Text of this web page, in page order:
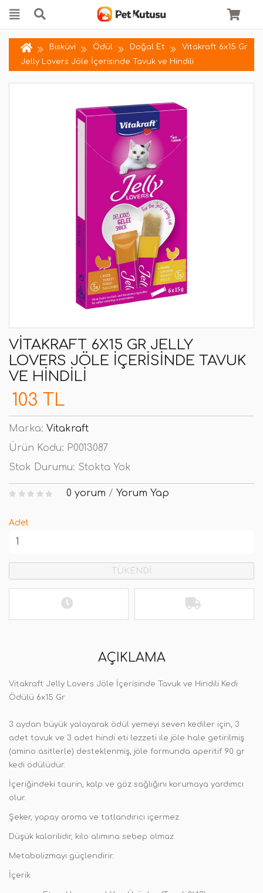
Bisküvi Ödül Doğal Et
Vitakraft 6x15 Gr
Jelly Lovers Jöle İçerisinde Tavuk ve Hindili
VITAKRAFT 6X15 GR JELLY
LOVERS JÖLE İÇERISINDE TAVUK
VE HINDILI
103 TL
Marka: Vitakraft
Ürün Kodu: P0013087
Stok Durumu: Stokta Yok
0 yorum / Yorum Yap
Adet
TÜKENDİ
AÇIKLAMA
Vitakraft Jelly Lovers Jöle İçerisinde Tavuk ve Hindili Kedi
Ödülü 6x15 Gr
3 aydan büyük yalayarak ödül yemeyi seven kediler için, 3
adet tavuk ve 3 adet hindi eti lezzeti ile jöle hale getirilmiş
(amino asitlerle) desteklenmiş, jöle formunda aperitif 90 gr
kedi ödülüdür.
İçeriğindeki taurin, kalp ve göz sağlığını korumaya yardımcı
olur.
Şeker, yapay aroma ve tatlandırıcı içermez.
Düşük kalorilidir, kilo alımına sebep olmaz.
Metabolizmayı güçlendirir.
İçerik